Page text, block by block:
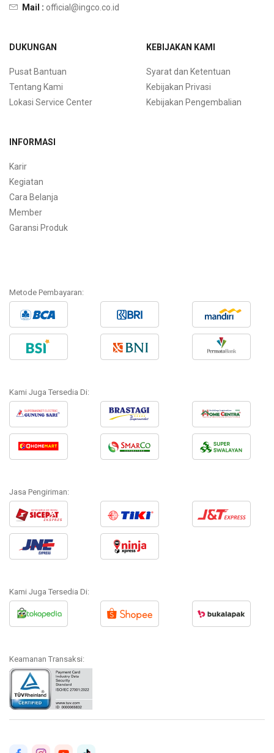
Mail : official@ingco.co.id
DUKUNGAN
Pusat Bantuan
Tentang Kami
Lokasi Service Center
KEBIJAKAN KAMI
Syarat dan Ketentuan
Kebijakan Privasi
Kebijakan Pengembalian
INFORMASI
Karir
Kegiatan
Cara Belanja
Member
Garansi Produk
Metode Pembayaran:
Kami Juga Tersedia Di:
Jasa Pengiriman:
Kami Juga Tersedia Di:
Keamanan Transaksi: